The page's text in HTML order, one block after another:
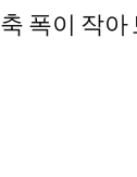
폭이 작